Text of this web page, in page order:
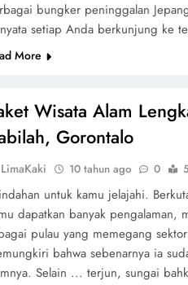
bungker peninggalan
setiap Anda berkunjung ke
More
Wisata Alam
Gorontalo
LimaKaki 10 tahun ago 0
untuk kamu jelajahi.
dapatkan banyak pengalaman,
pulau yang memegang
bahwa sebenarnya ia
Selain ... terjun, sungai